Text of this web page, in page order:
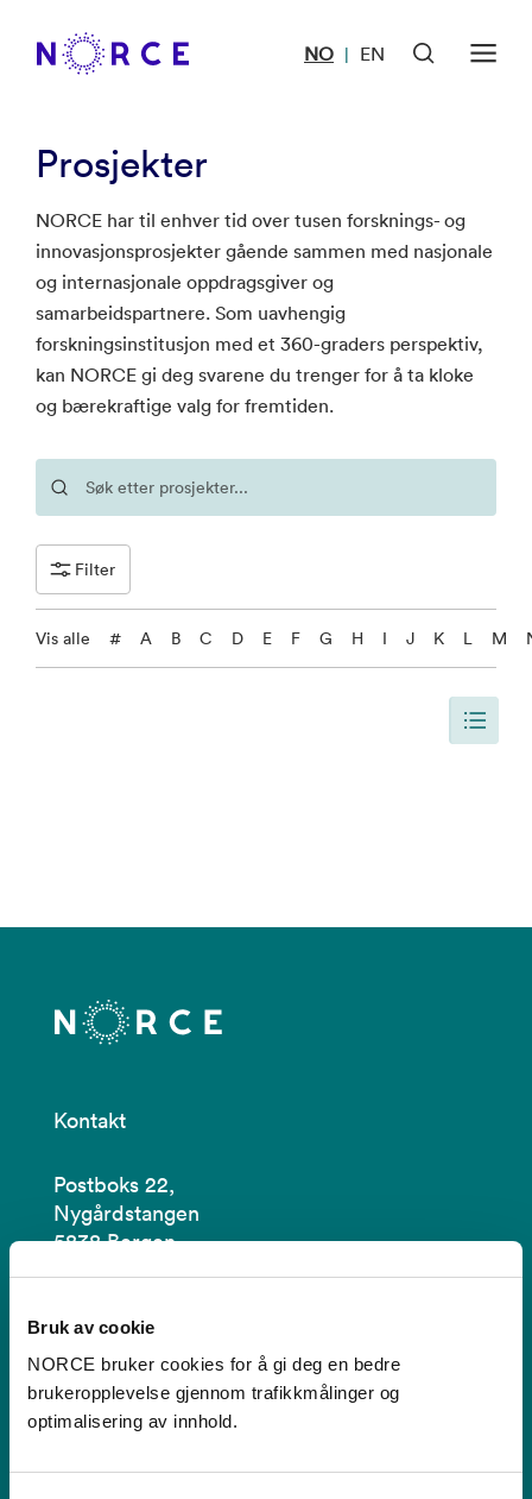
Bruk av cookie
NORCE bruker cookies for å gi deg en bedre
brukeropplevelse gjennom trafikkmålinger og
optimalisering av innhold.
NO | EN
Prosjekter
NORCE har til enhver tid over tusen forsknings- og
innovasjonsprosjekter gående sammen med nasjonale
og internasjonale oppdragsgiver og
samarbeidspartnere. Som uavhengig
forskningsinstitusjon med et 360-graders perspektiv,
kan NORCE gi deg svarene du trenger for å ta kloke
og bærekraftige valg for fremtiden.
Filter
Vis alle # A B C D E F G H I J K L M
Kontakt
Postboks 22,
Nygårdstangen
5838 Bergen
post@norceresearch.no
Se alle våre lokasjoner
Tilgjengelighetserklæring